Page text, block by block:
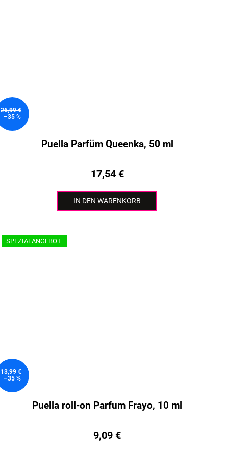
26,99 €
–35 %
Puella Parfüm Queenka, 50 ml
17,54 €
IN DEN WARENKORB
SPEZIALANGEBOT
13,99 €
–35 %
Puella roll-on Parfum Frayo, 10 ml
9,09 €